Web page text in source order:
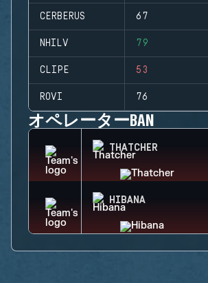
CERBERUS 67
NHILV 79
CLIPE 53
ROVI 76
オペレーターBAN
THATCHER
HIBANA